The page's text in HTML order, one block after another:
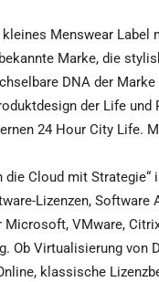
Menswear Label
Marke, die
DNA der
der Life
24 Hour City Life.
Cloud mit Strategie“
Lizenzen,
VMware,
Ob Virtualisierung von
klassische